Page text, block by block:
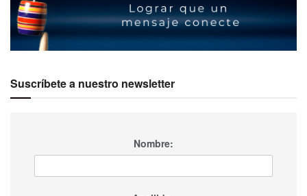
Suscríbete a nuestro newsletter
Nombre: